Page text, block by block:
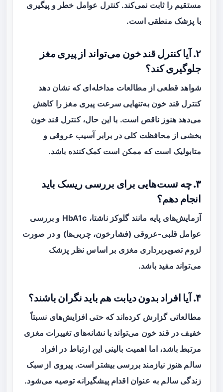
مستقیم را ثابت نمی‌کند. کنترل عوامل خطر و پیگیری
با پزشک منطقی است.
۲. آیا کنترل قند خون می‌تواند از پیری مغز
جلوگیری کند؟
شواهد قطعی از مطالعات مداخله‌ای که نشان دهد
کنترل قند خون به‌تنهایی سرعت پیری مغز را کاهش
می‌دهد هنوز ناقص است. با این حال، کنترل قند خون
بخشی از محافظت کلی در برابر آسیب عروقی و
متابولیک است که ممکن است کمک‌کننده باشد.
۳. چه تست‌هایی برای بررسی ریسک باید
انجام دهم؟
آزمایش‌های پایه مانند گلوکز ناشتا، HbA1c و بررسی
عوامل قلبی-عروقی (فشارخون، چربی‌ها) و در صورت
لزوم تصویربرداری مغزی بر اساس نظر پزشک
می‌تواند مفید باشد.
۴. آیا افراد بدون دیابت هم باید نگران باشند؟
مطالعاتی گزارش کرده‌اند که حتی افزایش‌های نسبتاً
خفیف در قند خون می‌تواند با نشانه‌های تغییرات مغزی
مرتبط باشد، اما اهمیت بالینی این ارتباط در افراد
سالم هنوز نیازمند بررسی بیشتر است. پیروی از سبک
زندگی سالم به عنوان اقدام پیشگیرانه توصیه می‌شود.